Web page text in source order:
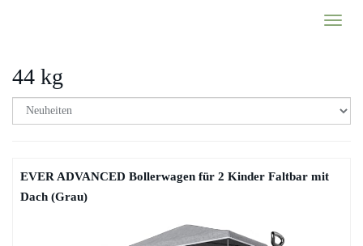
Toggle
44 kg
EVER ADVANCED Bollerwagen für 2 Kinder Faltbar mit
Dach (Grau)